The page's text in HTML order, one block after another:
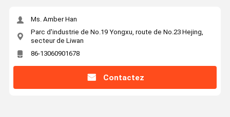
Ms. Amber Han
Parc d'industrie de No.19 Yongxu, route de No.23 Hejing,
secteur de Liwan
86-13060901678
Contactez